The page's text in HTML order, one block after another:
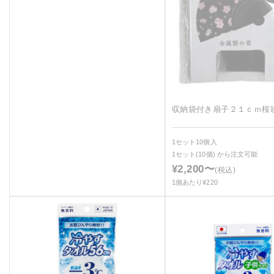
収納袋付き扇子２１ｃｍ桜
1セット10個入
1セット(10個) から注文可能
¥2,200〜(税込)
1個あたり¥220